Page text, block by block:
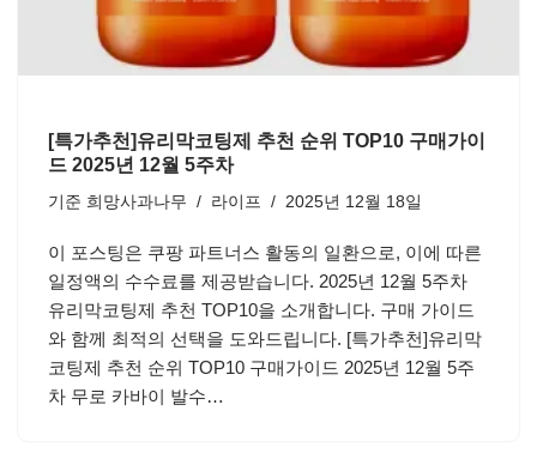
[특가추천]유리막코팅제 추천 순위 TOP10 구매가이
드 2025년 12월 5주차
기준 희망사과나무 라이프 2025년 12월 18일
이 포스팅은 쿠팡 파트너스 활동의 일환으로, 이에 따른
일정액의 수수료를 제공받습니다. 2025년 12월 5주차
유리막코팅제 추천 TOP10을 소개합니다. 구매 가이드
와 함께 최적의 선택을 도와드립니다. [특가추천]유리막
코팅제 추천 순위 TOP10 구매가이드 2025년 12월 5주
차 무로 카바이 발수…